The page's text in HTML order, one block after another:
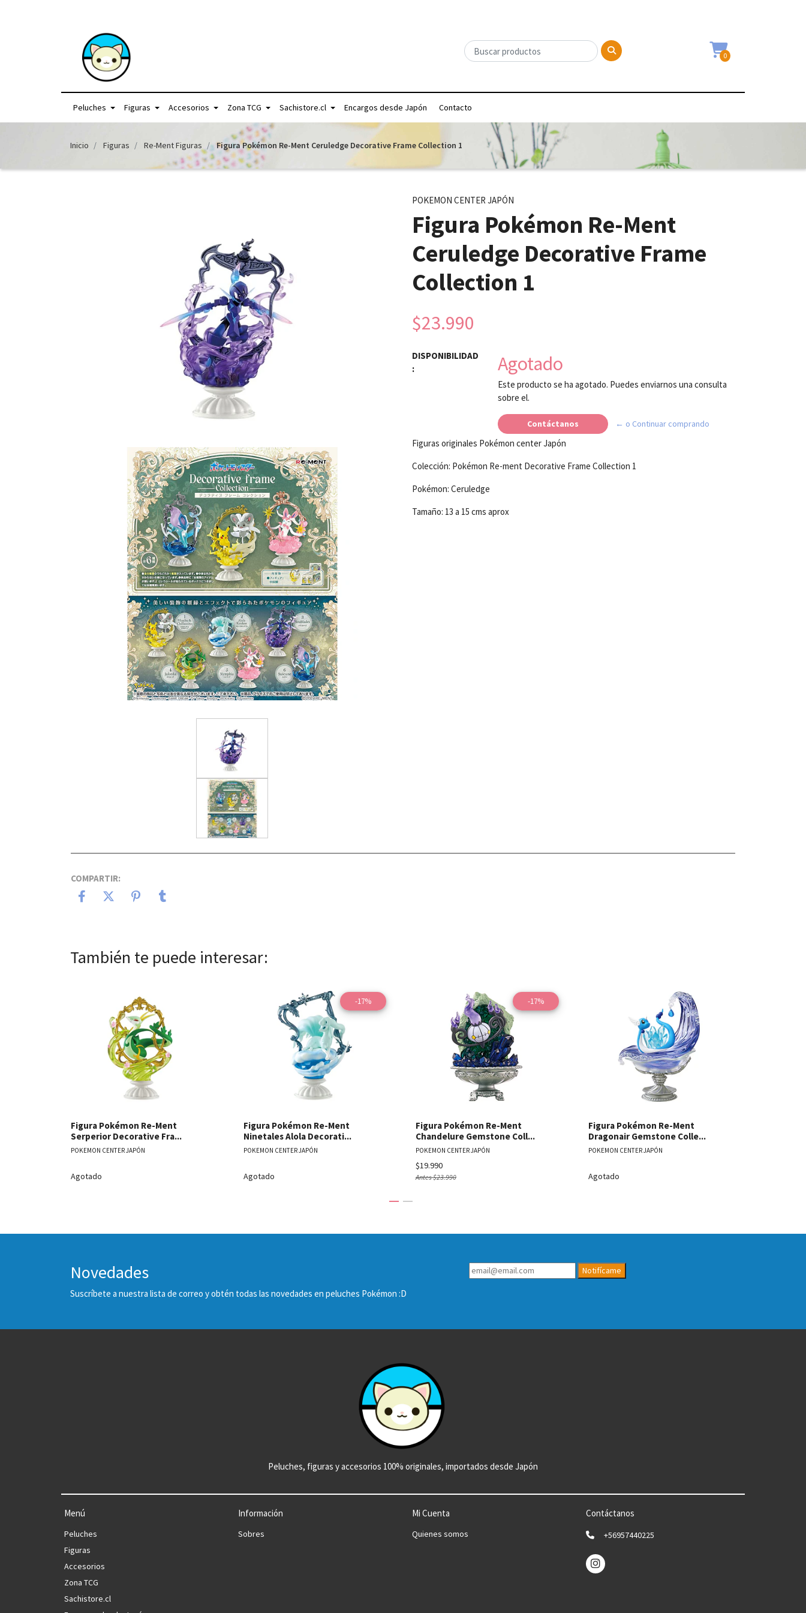
0
Peluches Figuras Accesorios Zona TCG Sachistore.cl Encargos desde Japón Contacto
Inicio Figuras Re-Ment Figuras Figura Pokémon Re-Ment Ceruledge Decorative Frame Collection 1
POKEMON CENTER JAPÓN
Figura Pokémon Re-Ment
Ceruledge Decorative Frame
Collection 1
$23.990
DISPONIBILIDAD
:
Agotado
Este producto se ha agotado. Puedes enviarnos una consulta
sobre el.
Contáctanos ← o Continuar comprando
Figuras originales Pokémon center Japón
Colección: Pokémon Re-ment Decorative Frame Collection 1
Pokémon: Ceruledge
Tamaño: 13 a 15 cms aprox
COMPARTIR:
También te puede interesar:
Ver detalles
Figura Pokémon Re-Ment
Serperior Decorative Fra...
POKEMON CENTER JAPÓN
Agotado
-17%
Ver detalles
Figura Pokémon Re-Ment
Ninetales Alola Decorati...
POKEMON CENTER JAPÓN
Agotado
-17%
Ver detalles
Figura Pokémon Re-Ment
Chandelure Gemstone Coll...
POKEMON CENTER JAPÓN
$19.990
Antes$23.990
Ver detalles
Figura Pokémon Re-Ment
Dragonair Gemstone Colle...
POKEMON CENTER JAPÓN
Agotado
Novedades
Suscríbete a nuestra lista de correo y obtén todas las novedades en peluches Pokémon :D
Notifícame
Peluches, figuras y accesorios 100% originales, importados desde Japón
Menú
Peluches
Figuras
Accesorios
Zona TCG
Sachistore.cl
Información
Sobres
Mi Cuenta
Quienes somos
Contáctanos
+56957440225